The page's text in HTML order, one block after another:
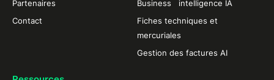
Partenaires
Contact
Business intelligence IA
Fiches techniques et
mercuriales
Gestion des factures AI